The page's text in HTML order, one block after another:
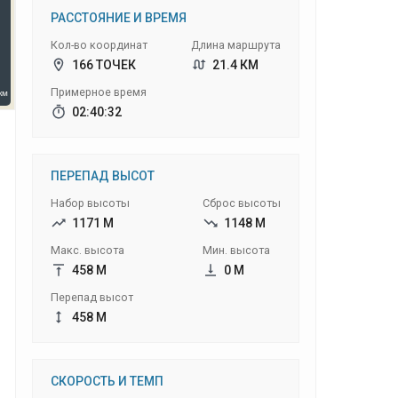
РАССТОЯНИЕ И ВРЕМЯ
Кол-во координат
166 ТОЧЕК
Примерное время
02:40:32
Длина маршрута
21.4 КМ
ПЕРЕПАД ВЫСОТ
Набор высоты
1171 М
Макс. высота
458 М
Перепад высот
458 М
Сброс высоты
1148 М
Мин. высота
0 М
СКОРОСТЬ И ТЕМП